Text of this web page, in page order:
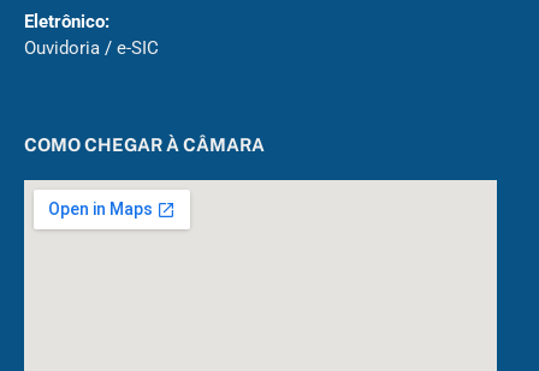
Eletrônico:
Ouvidoria / e-SIC
COMO CHEGAR À CÂMARA